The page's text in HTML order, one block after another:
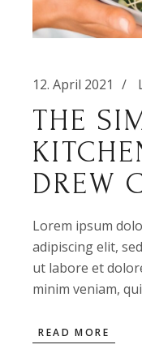
12. April 2021
THE
DREW
Lorem ipsum
adipiscing elit,
ut labore et
minim veniam,
READ MORE